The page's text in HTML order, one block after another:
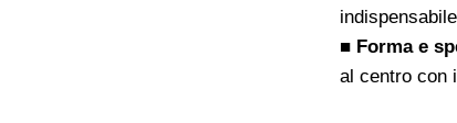
■ Forma e
al centro con